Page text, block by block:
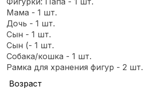
Мама - 1 шт.
Дочь - 1 шт.
Сын - 1 шт.
Сын (- 1 шт.
Собака/кошка - 1 шт.
Рамка для хранения фигур - 2 шт.
Возраст